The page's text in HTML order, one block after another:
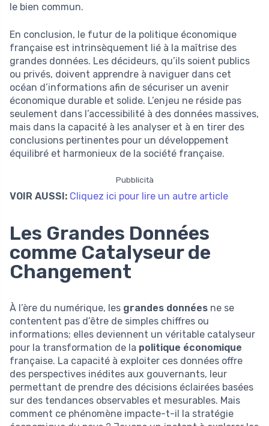
le bien commun.
En conclusion, le futur de la politique économique
française est intrinsèquement lié à la maîtrise des
grandes données. Les décideurs, qu’ils soient publics
ou privés, doivent apprendre à naviguer dans cet
océan d’informations afin de sécuriser un avenir
économique durable et solide. L’enjeu ne réside pas
seulement dans l’accessibilité à des données massives,
mais dans la capacité à les analyser et à en tirer des
conclusions pertinentes pour un développement
équilibré et harmonieux de la société française.
Pubblicità
VOIR AUSSI: Cliquez ici pour lire un autre article
Les Grandes Données
comme Catalyseur de
Changement
À l’ère du numérique, les grandes données ne se
contentent pas d’être de simples chiffres ou
informations; elles deviennent un véritable catalyseur
pour la transformation de la politique économique
française. La capacité à exploiter ces données offre
des perspectives inédites aux gouvernants, leur
permettant de prendre des décisions éclairées basées
sur des tendances observables et mesurables. Mais
comment ce phénomène impacte-t-il la stratégie